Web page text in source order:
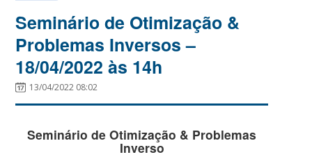
Seminário de Otimização &
Problemas Inversos –
18/04/2022 às 14h
13/04/2022 08:02
Seminário de Otimização & Problemas
Inverso